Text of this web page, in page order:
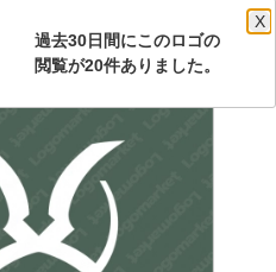
過去30日間にこのロゴの
X
閲覧が20件ありました。